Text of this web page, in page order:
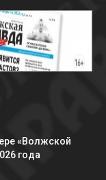
«Волжской
года